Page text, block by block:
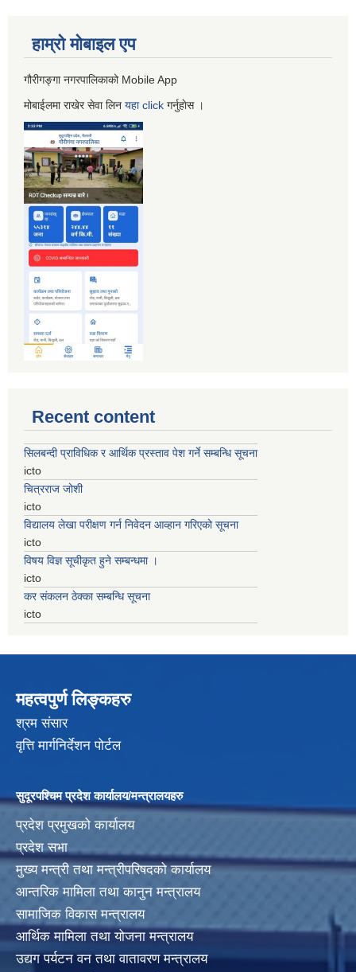
हाम्रो माेबाइल एप
गौरीगङ्गा नगरपालिकाको Mobile App
मोबाईलमा राखेर सेवा लिन यहाclick गर्नुहाेस ।
Recent content
सिलबन्दी प्राविधिक र आर्थिक प्रस्ताव पेश गर्ने सम्बन्धि सूचना
icto
चित्रराज जोशी
icto
विद्यालय लेखा परीक्षण गर्न निवेदन आव्हान गरिएको सूचना
icto
विषय विज्ञ सूचीकृत हुने सम्बन्धमा ।
icto
कर संकलन ठेक्का सम्बन्धि सूचना
icto
महत्वपुर्ण लिङ्कहरु
श्रम संसार
वृत्ति मार्गनिर्देशन पोर्टल
सुदूरपश्चिम प्रदेश कार्यालय/मन्त्रालयहरु
प्रदेश प्रमुखको कार्यालय
प्रदेश सभा
मुख्य मन्त्री तथा मन्त्रीपरिषदको कार्यालय
आन्तरिक मामिला तथा कानुन मन्त्रालय
सामाजिक विकास मन्त्रालय
आर्थिक मामिला तथा योजना मन्त्रालय
उद्यग पर्यटन वन तथा वातावरण मन्त्रालय